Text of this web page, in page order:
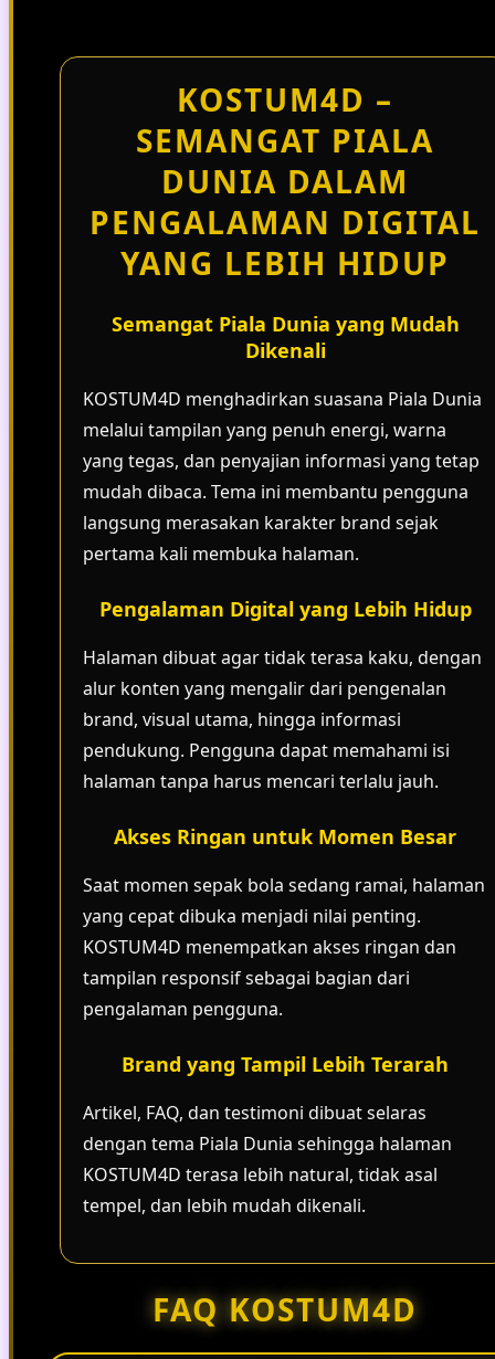
KOSTUM4D –
SEMANGAT PIALA
DUNIA DALAM
PENGALAMAN DIGITAL
YANG LEBIH HIDUP
Semangat Piala Dunia yang Mudah
Dikenali
KOSTUM4D menghadirkan suasana Piala Dunia
melalui tampilan yang penuh energi, warna
yang tegas, dan penyajian informasi yang tetap
mudah dibaca. Tema ini membantu pengguna
langsung merasakan karakter brand sejak
pertama kali membuka halaman.
Pengalaman Digital yang Lebih Hidup
Halaman dibuat agar tidak terasa kaku, dengan
alur konten yang mengalir dari pengenalan
brand, visual utama, hingga informasi
pendukung. Pengguna dapat memahami isi
halaman tanpa harus mencari terlalu jauh.
Akses Ringan untuk Momen Besar
Saat momen sepak bola sedang ramai, halaman
yang cepat dibuka menjadi nilai penting.
KOSTUM4D menempatkan akses ringan dan
tampilan responsif sebagai bagian dari
pengalaman pengguna.
Brand yang Tampil Lebih Terarah
Artikel, FAQ, dan testimoni dibuat selaras
dengan tema Piala Dunia sehingga halaman
KOSTUM4D terasa lebih natural, tidak asal
tempel, dan lebih mudah dikenali.
FAQ KOSTUM4D